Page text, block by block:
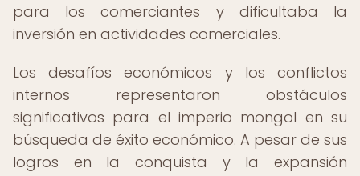
para los comerciantes y dificultaba la
inversión en actividades comerciales.
Los desafíos económicos y los conflictos
internos representaron obstáculos
significativos para el imperio mongol en su
búsqueda de éxito económico. A pesar de sus
logros en la conquista y la expansión